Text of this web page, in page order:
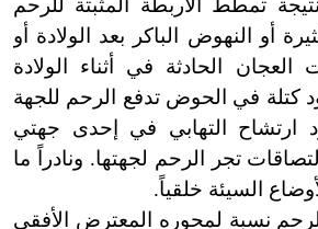
تمطط الأربطة المثبتة للرحم
أو النهوض الباكر بعد الولادة أو
الحادثة في أثناء الولادة
كتلة في الحوض تدفع الرحم للجهة
ارتشاح التهابي في إحدى جهتي
تجر الرحم لجهتها. ونادراً ما
السيئة خلقياً.
نسبة لمحوره المعترض الأفقي